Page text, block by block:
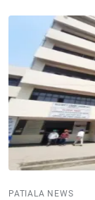
PATIALA NEWS